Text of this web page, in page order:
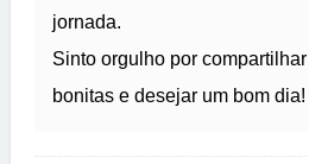
jornada.
Sinto orgulho por
bonitas e desejar um bom dia!